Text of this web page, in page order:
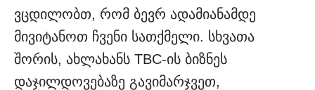
ვცდილობთ, რომ ბევრ ადამიანამდე
მივიტანოთ ჩვენი სათქმელი. სხვათა
შორის, ახლახანს TBC-ის ბიზნეს
დაჯილდოვებაზე გავიმარჯვეთ,